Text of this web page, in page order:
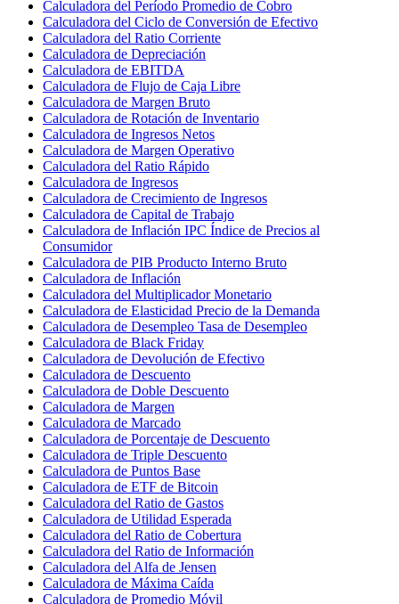
Calculadora del Período Promedio de Cobro
Calculadora del Ciclo de Conversión de Efectivo
Calculadora del Ratio Corriente
Calculadora de Depreciación
Calculadora de EBITDA
Calculadora de Flujo de Caja Libre
Calculadora de Margen Bruto
Calculadora de Rotación de Inventario
Calculadora de Ingresos Netos
Calculadora de Margen Operativo
Calculadora del Ratio Rápido
Calculadora de Ingresos
Calculadora de Crecimiento de Ingresos
Calculadora de Capital de Trabajo
Calculadora de Inflación IPC Índice de Precios al
Consumidor
Calculadora de PIB Producto Interno Bruto
Calculadora de Inflación
Calculadora del Multiplicador Monetario
Calculadora de Elasticidad Precio de la Demanda
Calculadora de Desempleo Tasa de Desempleo
Calculadora de Black Friday
Calculadora de Devolución de Efectivo
Calculadora de Descuento
Calculadora de Doble Descuento
Calculadora de Margen
Calculadora de Marcado
Calculadora de Porcentaje de Descuento
Calculadora de Triple Descuento
Calculadora de Puntos Base
Calculadora de ETF de Bitcoin
Calculadora del Ratio de Gastos
Calculadora de Utilidad Esperada
Calculadora del Ratio de Cobertura
Calculadora del Ratio de Información
Calculadora del Alfa de Jensen
Calculadora de Máxima Caída
Calculadora de Promedio Móvil